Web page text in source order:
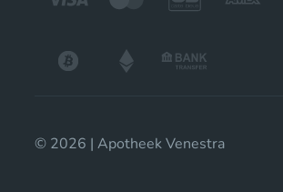
© 2026 | Apotheek Venestra